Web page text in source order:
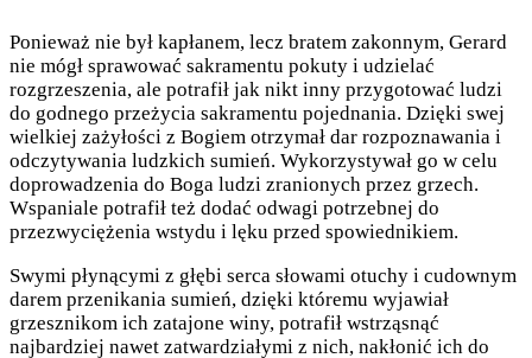
Ponieważ nie był kapłanem, lecz bratem zakonnym, Gerard
nie mógł sprawować sakramentu pokuty i udzielać
rozgrzeszenia, ale potrafił jak nikt inny przygotować ludzi
do godnego przeżycia sakramentu pojednania. Dzięki swej
wielkiej zażyłości z Bogiem otrzymał dar rozpoznawania i
odczytywania ludzkich sumień. Wykorzystywał go w celu
doprowadzenia do Boga ludzi zranionych przez grzech.
Wspaniale potrafił też dodać odwagi potrzebnej do
przezwyciężenia wstydu i lęku przed spowiednikiem.
Swymi płynącymi z głębi serca słowami otuchy i cudownym
darem przenikania sumień, dzięki któremu wyjawiał
grzesznikom ich zatajone winy, potrafił wstrząsnąć
najbardziej nawet zatwardziałymi z nich, nakłonić ich do